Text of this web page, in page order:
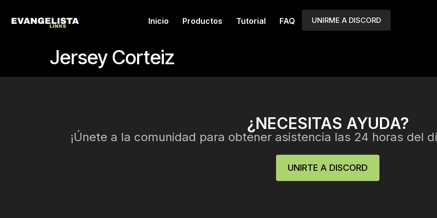
Inicio Productos Tutorial FAQ UNIRME A DISCORD
Jersey Corteiz
¿NECESITAS AYUDA?
¡Únete a la comunidad para obtener asistencia las 24 horas del
UNIRTE A DISCORD